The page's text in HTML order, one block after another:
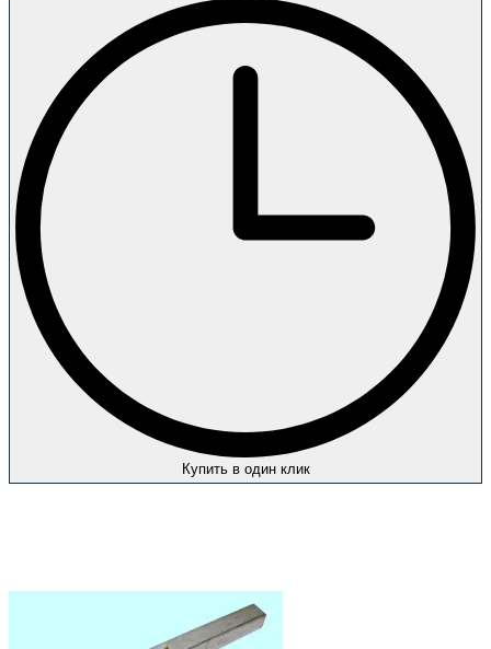
Купить в один клик